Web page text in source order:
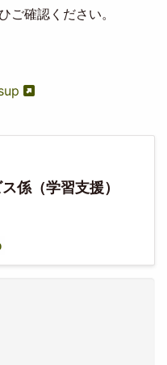
ご確認ください。
係（学習支援）